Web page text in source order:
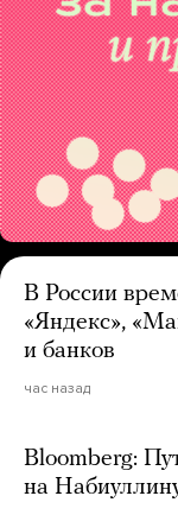
В России
«Яндекс»,
и банков
час назад
Bloomberg:
на